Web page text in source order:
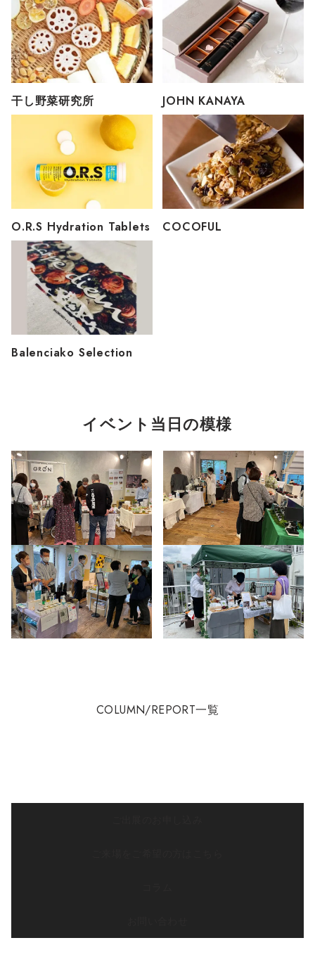
干し野菜研究所 JOHN KANAYA
O.R.S Hydration Tablets COCOFUL
Balenciako Selection
イベント当日の模様
COLUMN/REPORT一覧